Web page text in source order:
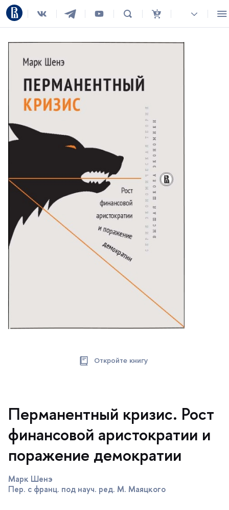
Откройте книгу
Перманентный кризис. Рост
финансовой аристократии и
поражение демократии
Марк Шенэ
Пер. с франц. под науч. ред. М. Маяцкого